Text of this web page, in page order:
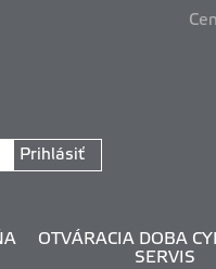
Prihlásiť
OTVÁRACIA DOBA
SERVIS